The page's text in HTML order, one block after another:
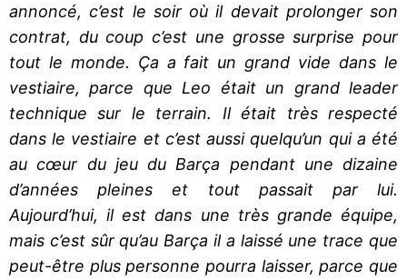
annoncé, c’est le soir où il devait prolonger son
contrat, du coup c’est une grosse surprise pour
tout le monde. Ça a fait un grand vide dans le
vestiaire, parce que Leo était un grand leader
technique sur le terrain. Il était très respecté
dans le vestiaire et c’est aussi quelqu’un qui a été
au cœur du jeu du Barça pendant une dizaine
d’années pleines et tout passait par lui.
Aujourd’hui, il est dans une très grande équipe,
mais c’est sûr qu’au Barça il a laissé une trace que
peut-être plus personne pourra laisser, parce que